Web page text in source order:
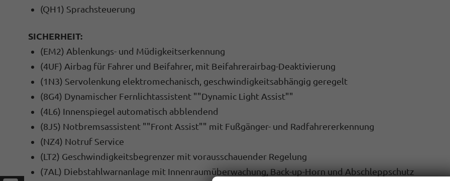
(QH1) Sprachsteuerung
SICHERHEIT:
(EM2) Ablenkungs- und Müdigkeitserkennung
(4UF) Airbag für Fahrer und Beifahrer, mit Beifahrerairbag-Deaktivierung
(1N3) Servolenkung elektromechanisch, geschwindigkeitsabhängig geregelt
(8G4) Dynamischer Fernlichtassistent ""Dynamic Light Assist""
(4L6) Innenspiegel automatisch abblendend
(8J5) Notbremsassistent ""Front Assist"" mit Fußgänger- und Radfahrererkennung
(NZ4) Notruf Service
(LT2) Geschwindigkeitsbegrenzer mit vorausschauender Regelung
(7AL) Diebstahlwarnanlage mit Innenraumüberwachung, Back-up-Horn und Abschleppschutz